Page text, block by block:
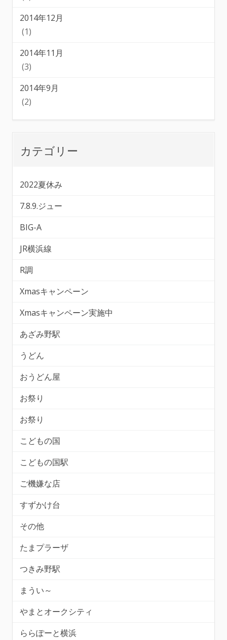
2014年12月
(1)
2014年11月
(3)
2014年9月
(2)
カテゴリー
2022夏休み
7.8.9.ジュー
BIG-A
JR横浜線
R調
Xmasキャンペーン
Xmasキャンペーン実施中
あざみ野駅
うどん
おうどん屋
お祭り
お祭り
こどもの国
こどもの国駅
ご機嫌な店
すずかけ台
その他
たまプラーザ
つきみ野駅
まうい～
やまとオークシティ
ららぽーと横浜